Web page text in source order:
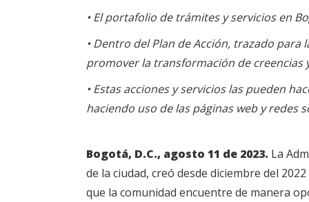
• El portafolio de trámites y servicios en
• Dentro del Plan de Acción, trazado
promover la transformación de creencias
• Estas acciones y servicios las pueden
haciendo uso de las páginas web y redes
Bogotá, D.C., agosto 11 de 2023. La
de la ciudad, creó desde diciembre del
que la comunidad encuentre de manera